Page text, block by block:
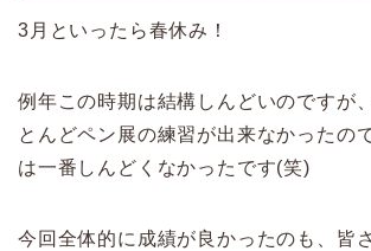
3月といったら春休み！
例年この時期は結構しんどいのですが
とんどペン展の練習が出来なかったの
は一番しんどくなかったです(笑)
今回全体的に成績が良かったのも、皆